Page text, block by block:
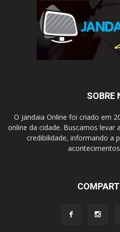
SOBRE
O Jandaia Online foi criado em
online da cidade. Buscamos levar
credibilidade, informando a